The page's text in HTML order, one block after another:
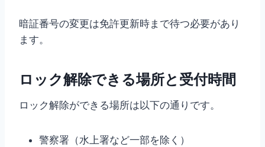
暗証番号の変更は免許更新時まで待つ必要があり
ます。
ロック解除できる場所と受付時間
ロック解除ができる場所は以下の通りです。
警察署（水上署など一部を除く）